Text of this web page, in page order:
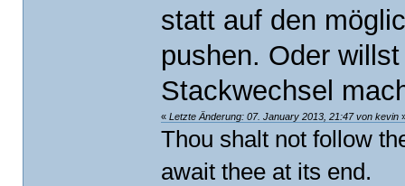
statt auf den
pushen. Oder
Stackwechsel
« Letzte Änderung: 07. January 2013, 21:47 von kevin
Thou shalt not follow
await thee at its end.